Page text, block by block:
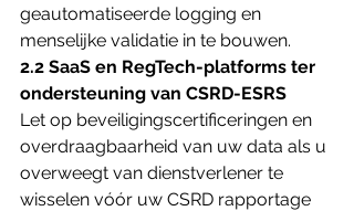
geautomatiseerde logging en
menselijke validatie in te bouwen.
2.2 SaaS en RegTech-platforms ter
ondersteuning van CSRD-ESRS
Let op beveiligingscertificeringen en
overdraagbaarheid van uw data als u
overweegt van dienstverlener te
wisselen vóór uw CSRD rapportage